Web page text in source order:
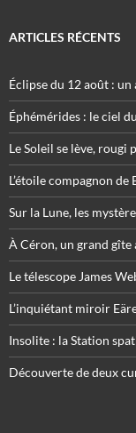
ARTICLES RÉCENTS
Éclipse du 12 août : un
Éphémérides : le ciel
Le Soleil se lève, rougi
L’étoile compagnon
Sur la Lune, les
À Céron, un grand
Le télescope James
L’inquiétant miroir
Insolite : la Station
Découverte de deux